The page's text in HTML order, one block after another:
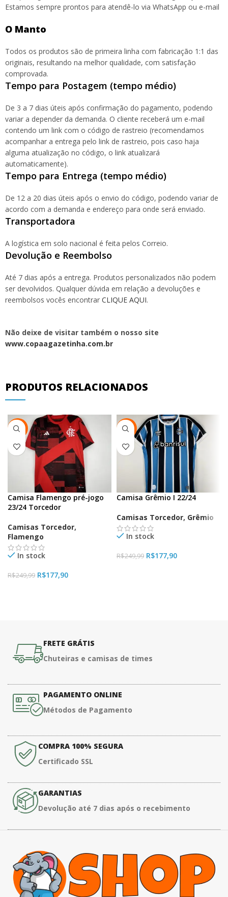
Estamos sempre prontos para atendê-lo via WhatsApp ou e-mail
O Manto
Todos os produtos são de primeira linha com fabricação 1:1 das
originais, resultando na melhor qualidade, com satisfação
comprovada.
Tempo para Postagem (tempo médio)
De 3 a 7 dias úteis após confirmação do pagamento, podendo
variar a depender da demanda. O cliente receberá um e-mail
contendo um link com o código de rastreio (recomendamos
acompanhar a entrega pelo link de rastreio, pois caso haja
alguma atualização no código, o link atualizará
automaticamente).
Tempo para Entrega (tempo médio)
De 12 a 20 dias úteis após o envio do código, podendo variar de
acordo com a demanda e endereço para onde será enviado.
Transportadora
A logística em solo nacional é feita pelos Correio.
Devolução e Reembolso
Até 7 dias após a entrega. Produtos personalizados não podem
ser devolvidos. Qualquer dúvida em relação a devoluções e
reembolsos vocês encontrar CLIQUE AQUI.
Não deixe de visitar também o nosso site
www.copaagazetinha.com.br
PRODUTOS RELACIONADOS
-29%
Camisa Flamengo pré-jogo
23/24 Torcedor
Camisas Torcedor,
Flamengo
In stock
R$249,99 R$177,90
-29%
Camisa Grêmio I 22/24
Camisas Torcedor, Grêmio
In stock
R$249,99 R$177,90
FRETE GRÁTIS
Chuteiras e camisas de times
PAGAMENTO ONLINE
Métodos de Pagamento
COMPRA 100% SEGURA
Certificado SSL
GARANTIAS
Devolução até 7 dias após o recebimento